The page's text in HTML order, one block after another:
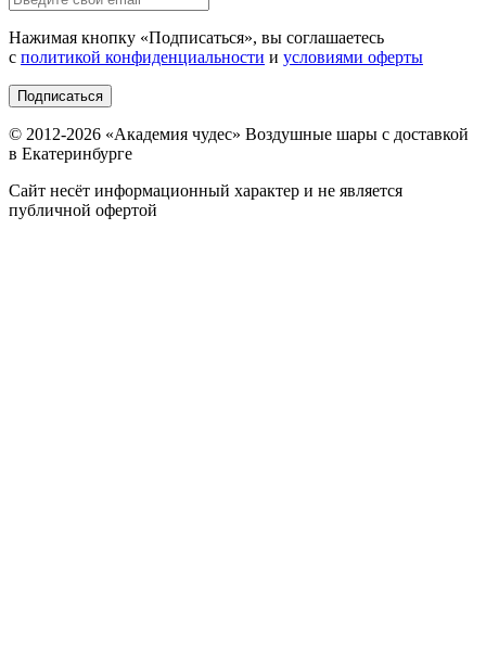
Нажимая кнопку «Подписаться», вы соглашаетесь
с политикой конфиденциальности и условиями оферты
Подписаться
© 2012-2026 «Академия чудес» Воздушные шары с доставкой
в Екатеринбурге
Сайт несёт информационный характер и не является
публичной офертой